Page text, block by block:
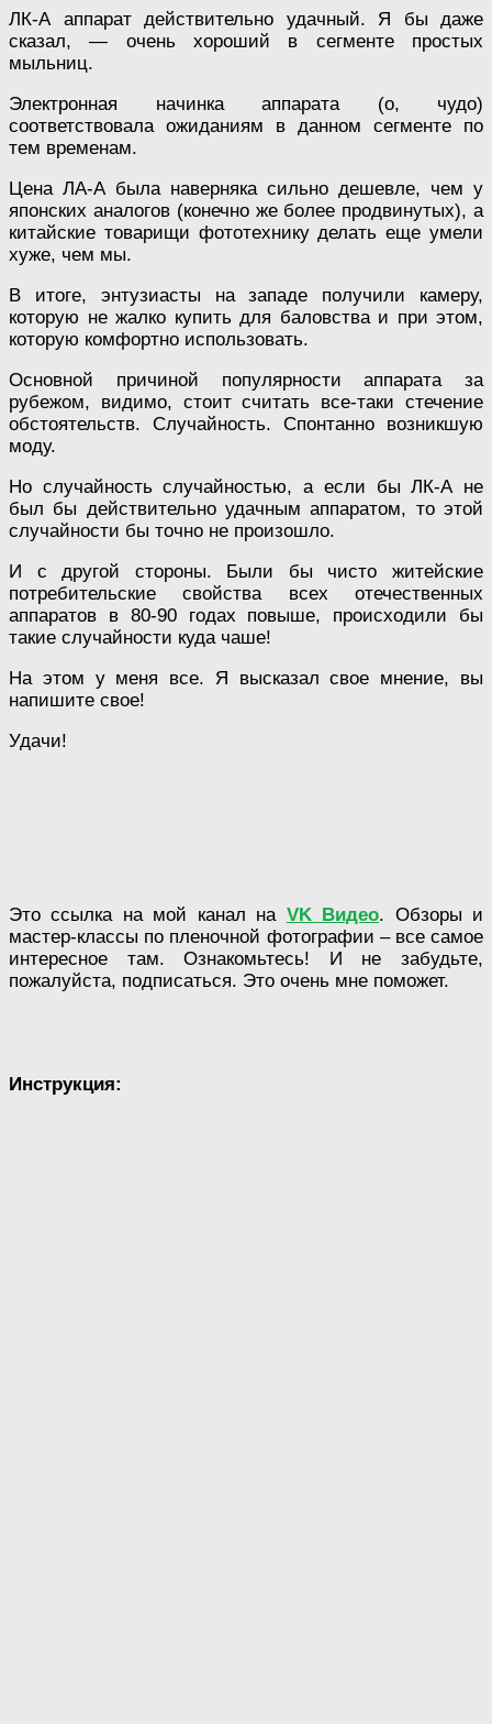
ЛК-А аппарат действительно удачный. Я бы даже
сказал, — очень хороший в сегменте простых
мыльниц.
Электронная начинка аппарата (о, чудо)
соответствовала ожиданиям в данном сегменте по
тем временам.
Цена ЛА-А была наверняка сильно дешевле, чем у
японских аналогов (конечно же более продвинутых), а
китайские товарищи фототехнику делать еще умели
хуже, чем мы.
В итоге, энтузиасты на западе получили камеру,
которую не жалко купить для баловства и при этом,
которую комфортно использовать.
Основной причиной популярности аппарата за
рубежом, видимо, стоит считать все-таки стечение
обстоятельств. Случайность. Спонтанно возникшую
моду.
Но случайность случайностью, а если бы ЛК-А не
был бы действительно удачным аппаратом, то этой
случайности бы точно не произошло.
И с другой стороны. Были бы чисто житейские
потребительские свойства всех отечественных
аппаратов в 80-90 годах повыше, происходили бы
такие случайности куда чаше!
На этом у меня все. Я высказал свое мнение, вы
напишите свое!
Удачи!
Это ссылка на мой канал на VK Видео. Обзоры и
мастер-классы по пленочной фотографии – все самое
интересное там. Ознакомьтесь! И не забудьте,
пожалуйста, подписаться. Это очень мне поможет.
Инструкция: